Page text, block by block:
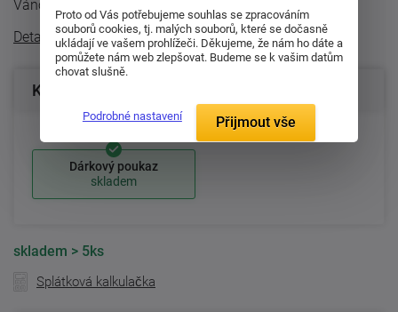
Vánoční dárkový poukaz v hodnotě ...
Detailní popis
Konfigurace produktu
Dárkový poukaz
skladem
skladem > 5ks
Splátková kalkulačka
Proto od Vás potřebujeme souhlas se zpracováním
souborů cookies, tj. malých souborů, které se dočasně
ukládají ve vašem prohlížeči. Děkujeme, že nám ho dáte a
pomůžete nám web zlepšovat. Budeme se k vašim datům
chovat slušně.
Podrobné nastavení Přijmout vše